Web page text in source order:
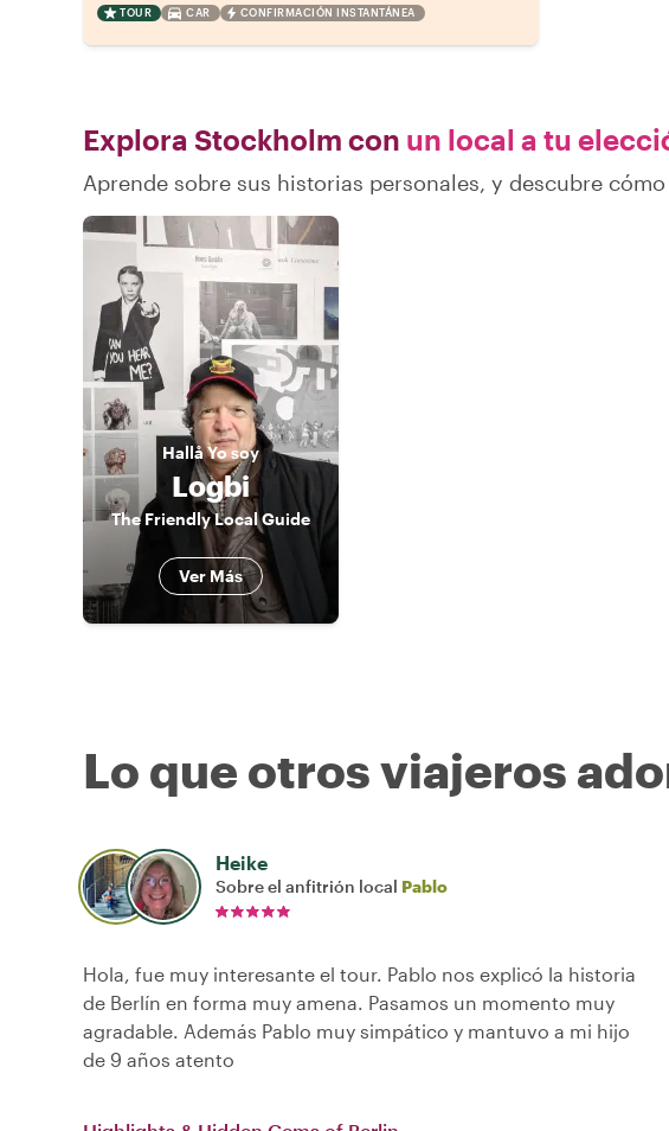
TOUR CAR CONFIRMACIÓN INSTANTÁNEA
Explora Stockholm con un local a tu
Aprende sobre sus historias personales, y descubre
HallåYo soy
Logbi
The Friendly Local Guide
Ver Más
Lo que otros viajeros
Heike
Sobre el anfitrión local Pablo
Hola, fue muy interesante el tour. Pablo nos explicó la historia
de Berlín en forma muy amena. Pasamos un momento muy
agradable. Además Pablo muy simpático y mantuvo a mi hijo
de 9 años atento